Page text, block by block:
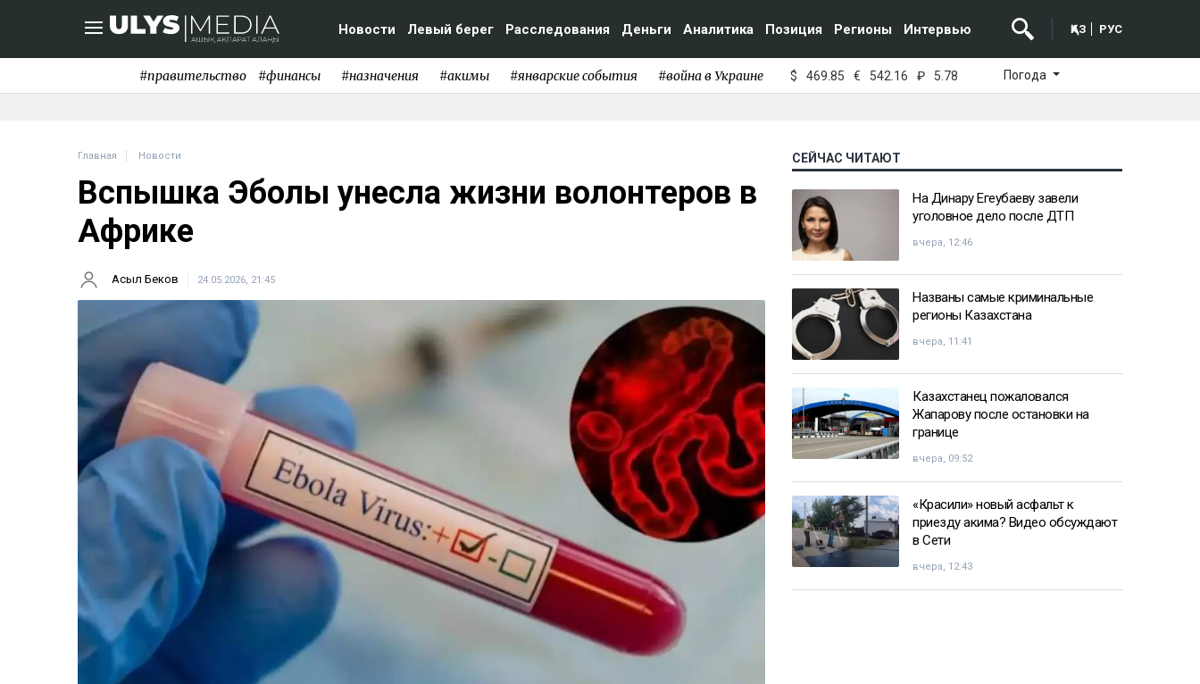
Новости Левый берег Расследования Деньги Аналитика Позиция Регионы Интервью ҚАЗ РУС
#правительство #финансы #назначения #акимы #январские события #война в Украине $ 469.85 € 542.16 ₽ 5.78 Погода
Главная Новости
Вспышка Эболы унесла жизни волонтеров в
Африке
Асыл Беков 24.05.2026, 21:45
СЕЙЧАС ЧИТАЮТ
На Динару Егеубаеву завели
уголовное дело после ДТП
вчера, 12:46
Названы самые криминальные
регионы Казахстана
вчера, 11:41
Казахстанец пожаловался
Жапарову после остановки на
границе
вчера, 09:52
«Красили» новый асфальт к
приезду акима? Видео обсуждают
в Сети
вчера, 12:43